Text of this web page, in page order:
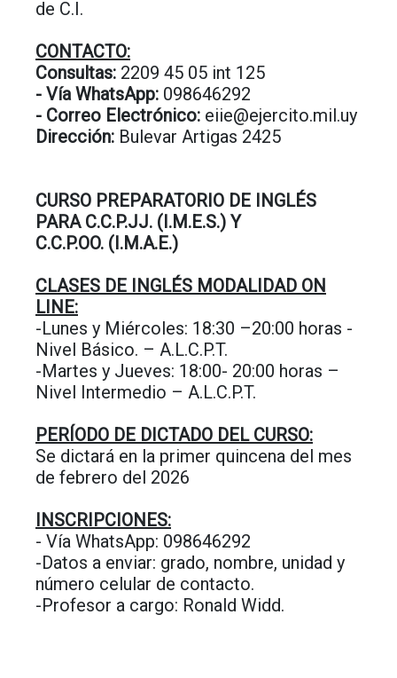
de C.I.
CONTACTO:
Consultas: 2209 45 05 int 125
- Vía WhatsApp: 098646292
- Correo Electrónico: eiie@ejercito.mil.uy
Dirección: Bulevar Artigas 2425
CURSO PREPARATORIO DE INGLÉS
PARA C.C.P.JJ. (I.M.E.S.) Y
C.C.P.OO. (I.M.A.E.)
CLASES DE INGLÉS MODALIDAD ON
LINE:
-Lunes y Miércoles: 18:30 –20:00 horas -
Nivel Básico. – A.L.C.P.T.
-Martes y Jueves: 18:00- 20:00 horas –
Nivel Intermedio – A.L.C.P.T.
PERÍODO DE DICTADO DEL CURSO:
Se dictará en la primer quincena del mes
de febrero del 2026
INSCRIPCIONES:
- Vía WhatsApp: 098646292
-Datos a enviar: grado, nombre, unidad y
número celular de contacto.
-Profesor a cargo: Ronald Widd.